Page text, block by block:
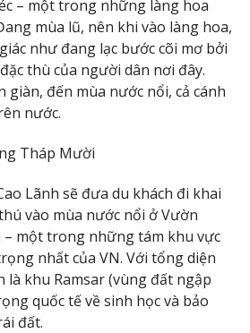
– một trong những làng hoa
mùa lũ, nên khi vào làng hoa,
như đang lạc bước cõi mơ bởi
thù của người dân nơi đây.
đến mùa nước nổi, cả cánh
nước.
Tháp Mười
Lãnh sẽ đưa du khách đi khai
vào mùa nước nổi ở Vườn
– một trong những tám khu vực
nhất của VN. Với tổng diện
là khu Ramsar (vùng đất ngập
quốc tế về sinh học và bảo
đất.